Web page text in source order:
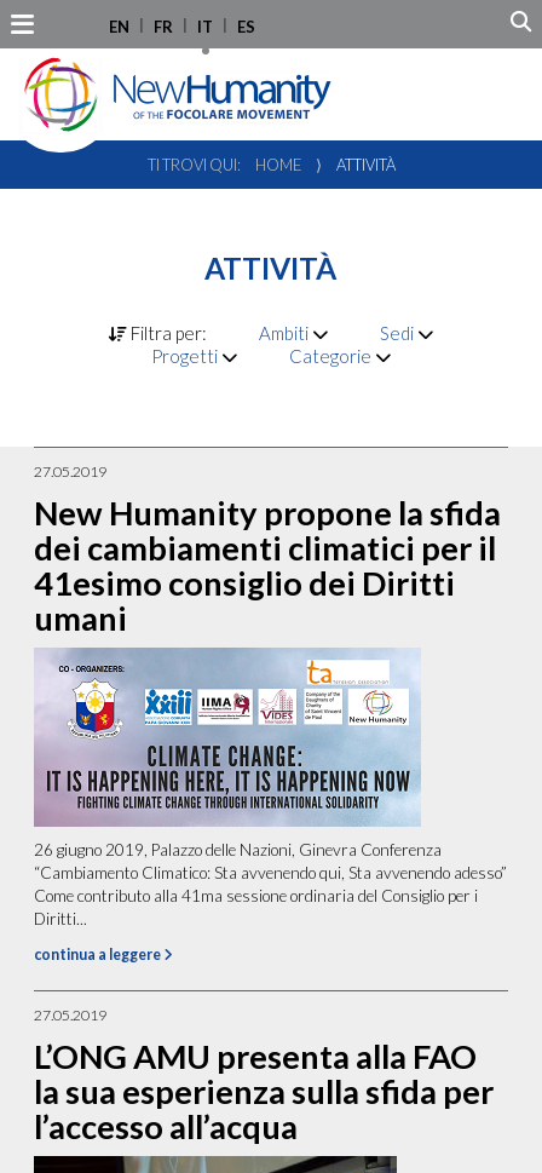
EN FR IT ES
TI TROVI QUI: HOME ⟩ ATTIVITÀ
ATTIVITÀ
Filtra per: Ambiti
Sedi
Progetti
Categorie
27.05.2019
New Humanity propone la sfida
dei cambiamenti climatici per il
41esimo consiglio dei Diritti
umani
26 giugno 2019, Palazzo delle Nazioni, Ginevra Conferenza
“Cambiamento Climatico: Sta avvenendo qui, Sta avvenendo adesso”
Come contributo alla 41ma sessione ordinaria del Consiglio per i
Diritti...
continua a leggere
27.05.2019
L’ONG AMU presenta alla FAO
la sua esperienza sulla sfida per
l’accesso all’acqua